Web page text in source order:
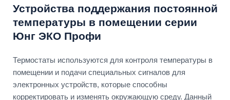
Устройства поддержания постоянной
температуры в помещении серии
Юнг ЭКО Профи
Термостаты используются для контроля температуры в
помещении и подачи специальных сигналов для
электронных устройств, которые способны
корректировать и изменять окружающую среду. Данный